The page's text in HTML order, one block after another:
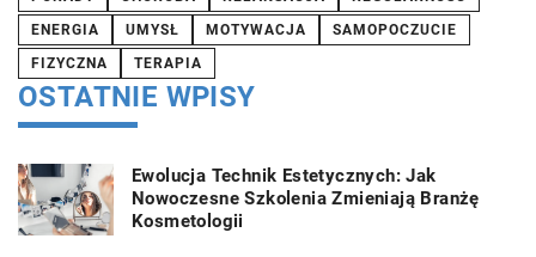
ENERGIA
UMYSŁ MOTYWACJA
SAMOPOCZUCIE
FIZYCZNA
TERAPIA
OSTATNIE WPISY
Ewolucja Technik Estetycznych: Jak
Nowoczesne Szkolenia Zmieniają Branżę
Kosmetologii